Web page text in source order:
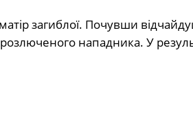
загиблої. Почувши
нападника. У